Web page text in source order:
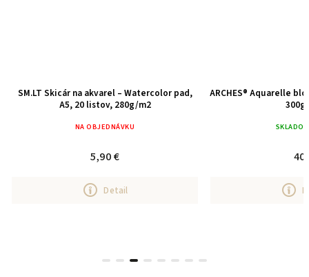
SM.LT Skicár na akvarel – Watercolor pad,
A5, 20 listov, 280g/m2
NA OBJEDNÁVKU
5,90 €
Detail
ARCHES® Aquarelle
40